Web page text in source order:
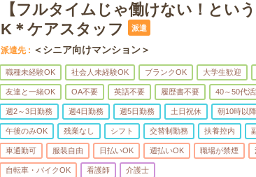
【フルタイムじゃ働けない！とい
K＊ケアスタッフ
派遣
派遣先 ＜シニア向けマンション＞
職種未経験OK 社会人未経験OK ブランクOK 大学生歓迎
友達と一緒OK OA不要 英語不要 履歴書不要 40～50代
週2～3日勤務 週4日勤務 週5日勤務 土日祝休 朝10時以
午後のみOK 残業なし シフト 交替制勤務 扶養控内
車通勤可 服装自由 日払いOK 週払いOK 職場が禁煙
自転車・バイクOK 看護師 介護士